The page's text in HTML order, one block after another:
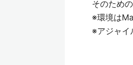
そのため
※環境は
※アジャイ